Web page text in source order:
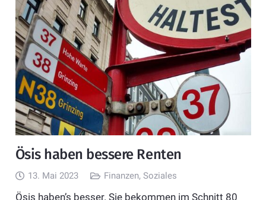
Ösis haben bessere Renten
13. Mai 2023 Finanzen,Soziales
Ösis haben’s besser. Sie bekommen im Schnitt 80